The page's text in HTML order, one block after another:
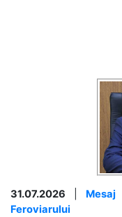
31.07.2026
Feroviarului